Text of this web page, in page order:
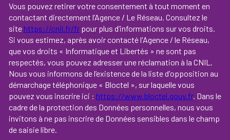
Vous pouvez retirer votre consentement à tout moment en
contactant directement l’Agence / Le Réseau. Consultez le
site https://cnil.fr/fr pour plus d’informations sur vos droits.
Si vous estimez, après avoir contacté l'Agence / le Réseau,
que vos droits « Informatique et Libertés » ne sont pas
respectés, vous pouvez adresser une réclamation à la CNIL.
Nous vous informons de l’existence de la liste d'opposition au
démarchage téléphonique « Bloctel », sur laquelle vous
pouvez vous inscrire ici : https://www.bloctel.gouv.fr. Dans le
cadre de la protection des Données personnelles, nous vous
invitons à ne pas inscrire de Données sensibles dans le champ
de saisie libre.